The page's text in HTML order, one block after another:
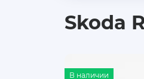
Skoda
В наличии